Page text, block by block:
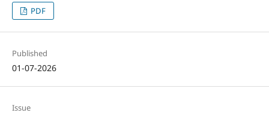
PDF
Published
01-07-2026
Issue